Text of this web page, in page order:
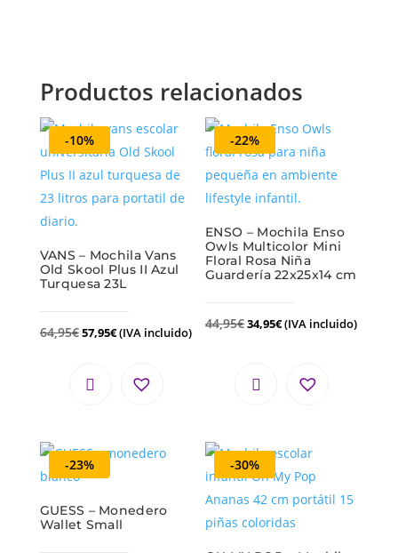
Productos relacionados
-10%
VANS – Mochila Vans
Old Skool Plus II Azul
Turquesa 23L
64,95€57,95€(IVA incluido)
-22%
ENSO – Mochila Enso
Owls Multicolor Mini
Floral Rosa Niña
Guardería 22x25x14 cm
44,95€34,95€(IVA incluido)
-23%
GUESS – Monedero
Wallet Small
-30%